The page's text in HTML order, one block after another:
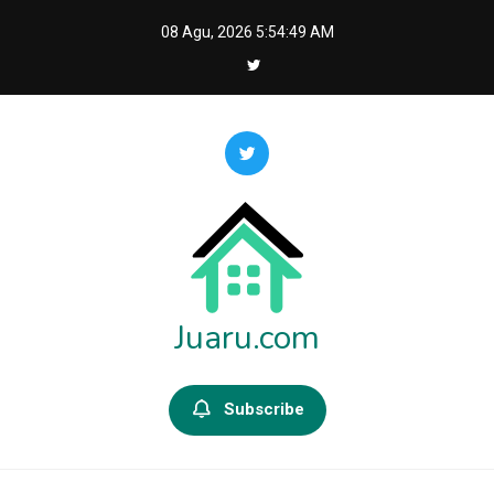
08 Agu, 2026 5:54:50 AM
Juaru.com
Subscribe